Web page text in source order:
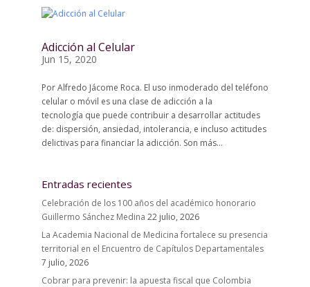
Adicción al Celular
Jun 15, 2020
Por Alfredo Jácome Roca. El uso inmoderado del teléfono
celular o móvil es una clase de adicción a la
tecnología que puede contribuir a desarrollar actitudes
de: dispersión, ansiedad, intolerancia, e incluso actitudes
delictivas para financiar la adicción. Son más...
Entradas recientes
Celebración de los 100 años del académico honorario
Guillermo Sánchez Medina 22 julio, 2026
La Academia Nacional de Medicina fortalece su presencia
territorial en el Encuentro de Capítulos Departamentales
7 julio, 2026
Cobrar para prevenir: la apuesta fiscal que Colombia